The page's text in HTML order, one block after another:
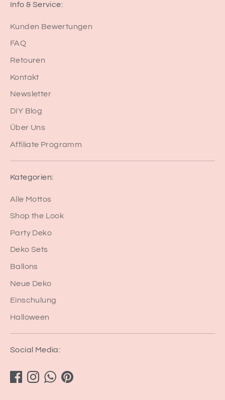
Info & Service:
Kunden Bewertungen
FAQ
Retouren
Kontakt
Newsletter
DIY Blog
Über Uns
Affiliate Programm
Kategorien:
Alle Mottos
Shop the Look
Party Deko
Deko Sets
Ballons
Neue Deko
Einschulung
Halloween
Social Media: